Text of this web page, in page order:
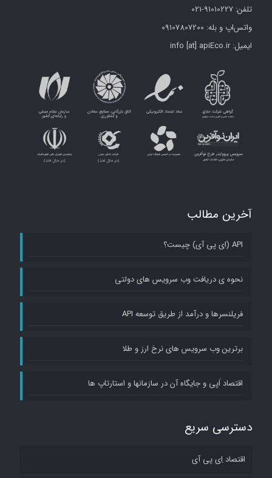
تلفن: 91010227-021
واتس‌اپ و بله: 09107807200
ایمیل: info [at] apiEco.ir
آخرین مطالب
API (ای پی آی) چیست؟
نحوه ی دریافت وب سرویس های دولتی
فریلنسرها و درآمد از طریق توسعه API
برترین وب سرویس های نرخ ارز و طلا
اقتصاد اَپی و جایگاه آن در سازمانها و استارتاپ ها
دسترسی سریع
اقتصاد اِی پی آی